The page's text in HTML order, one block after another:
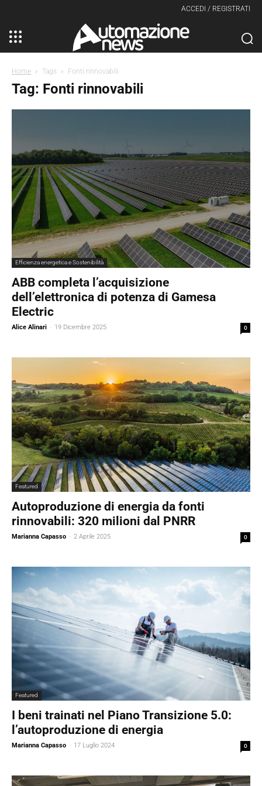
ACCEDI / REGISTRATI
Home Tags Fonti rinnovabili
Tag: Fonti rinnovabili
Efficienza energetica e Sostenibilità
ABB completa l’acquisizione
dell’elettronica di potenza di Gamesa
Electric
Alice Alinari - 19 Dicembre 2025 0
Featured
Autoproduzione di energia da fonti
rinnovabili: 320 milioni dal PNRR
Marianna Capasso - 2 Aprile 2025 0
Featured
I beni trainati nel Piano Transizione 5.0:
l’autoproduzione di energia
Marianna Capasso - 17 Luglio 2024 0